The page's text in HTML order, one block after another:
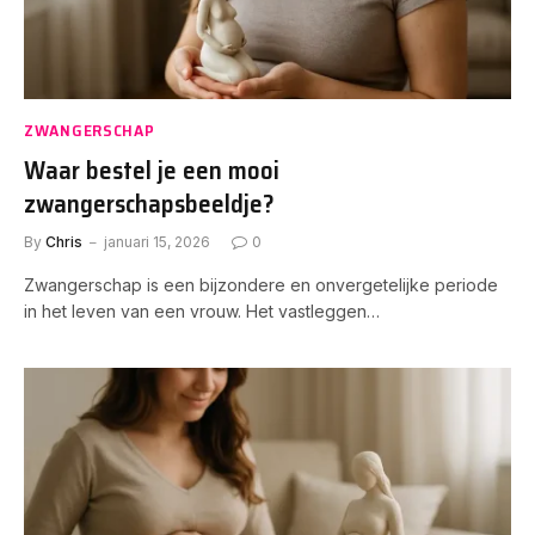
ZWANGERSCHAP
Waar bestel je een mooi
zwangerschapsbeeldje?
By Chris januari 15, 2026 0
Zwangerschap is een bijzondere en onvergetelijke periode
in het leven van een vrouw. Het vastleggen…